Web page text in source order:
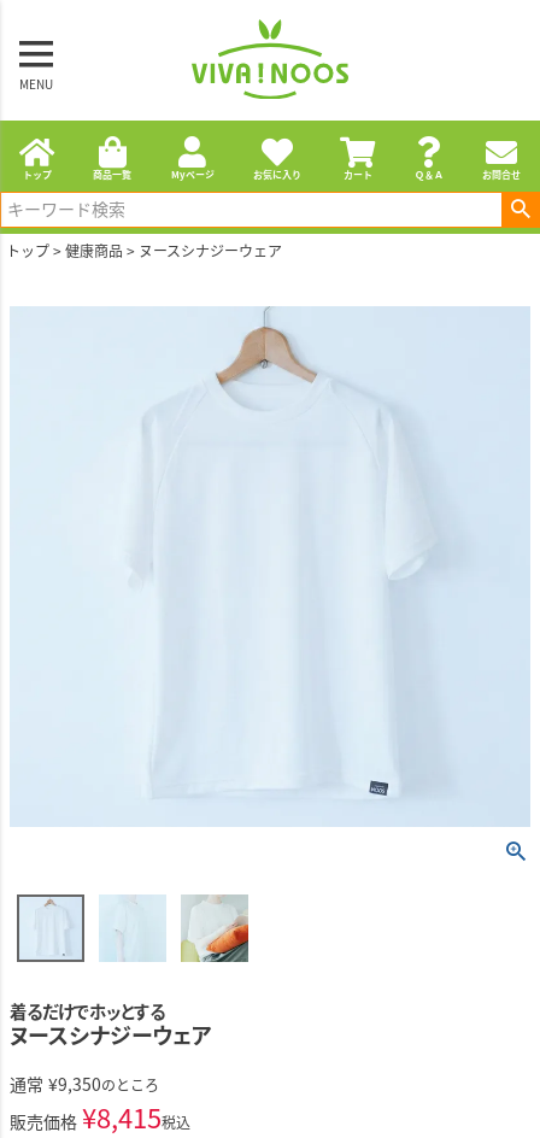
MENU
トップ 商品一覧 Myページ お気に入り カート Ｑ＆Ａ お問合せ
トップ 健康商品 ヌースシナジーウェア
着るだけでホッとする
ヌースシナジーウェア
通常 ¥9,350のところ
販売価格 ¥8,415税込